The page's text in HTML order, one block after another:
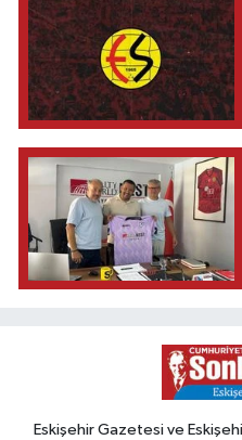
Eskişehir Gazetesi ve